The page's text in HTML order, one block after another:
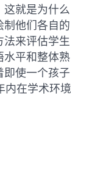
就是为什么
他们各自的
来评估学生
水平和整体熟
使一个孩子
内在学术环境